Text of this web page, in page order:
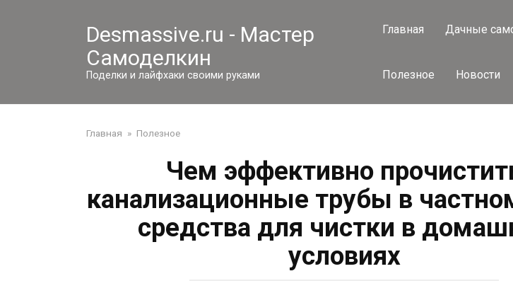
Desmassive.ru - Мастер
Самоделкин
Поделки и лайфхаки своими руками
Главная Дачные
Полезное Новости
Главная » Полезное
Чем эффективно
канализационные трубы в
средства для чистки в
условиях